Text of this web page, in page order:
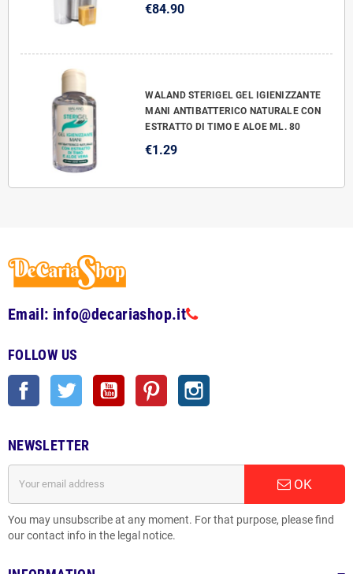
€84.90
WALAND STERIGEL GEL IGIENIZZANTE
MANI ANTIBATTERICO NATURALE CON
ESTRATTO DI TIMO E ALOE ML. 80
€1.29
Email: info@decariashop.it
FOLLOW US
Facebook Twitter YouTube Pinterest
NEWSLETTER
OK
You may unsubscribe at any moment. For that purpose, please find
our contact info in the legal notice.